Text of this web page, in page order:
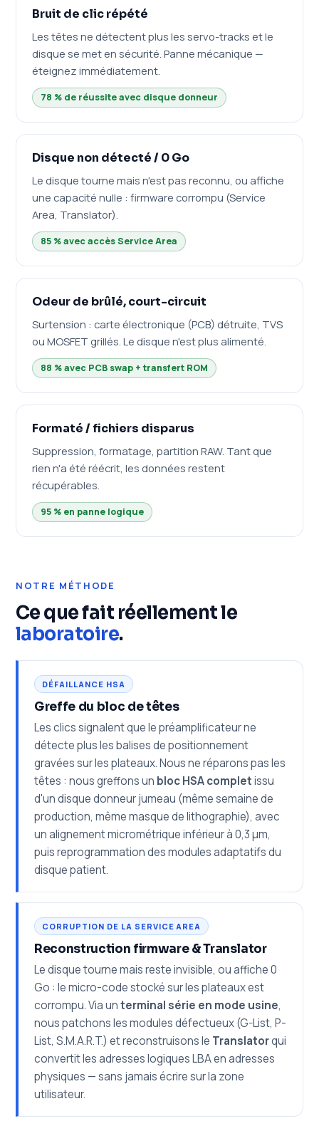
Bruit de clic répété
Les têtes ne détectent plus les servo-tracks et le
disque se met en sécurité. Panne mécanique —
éteignez immédiatement.
78 % de réussite avec disque donneur
Disque non détecté / 0 Go
Le disque tourne mais n'est pas reconnu, ou affiche
une capacité nulle : firmware corrompu (Service
Area, Translator).
85 % avec accès Service Area
Odeur de brûlé, court-circuit
Surtension : carte électronique (PCB) détruite, TVS
ou MOSFET grillés. Le disque n'est plus alimenté.
88 % avec PCB swap + transfert ROM
Formaté / fichiers disparus
Suppression, formatage, partition RAW. Tant que
rien n'a été réécrit, les données restent
récupérables.
95 % en panne logique
NOTRE MÉTHODE
Ce que fait réellement le
laboratoire.
DÉFAILLANCE HSA
Greffe du bloc de têtes
Les clics signalent que le préamplificateur ne
détecte plus les balises de positionnement
gravées sur les plateaux. Nous ne réparons pas les
têtes : nous greffons un bloc HSA completissu
d'un disque donneur jumeau (même semaine de
production, même masque de lithographie), avec
un alignement micrométrique inférieur à 0,3 µm,
puis reprogrammation des modules adaptatifs du
disque patient.
CORRUPTION DE LA SERVICE AREA
Reconstruction firmware & Translator
Le disque tourne mais reste invisible, ou affiche 0
Go : le micro-code stocké sur les plateaux est
corrompu. Via unterminal série en mode usine,
nous patchons les modules défectueux (G-List, P-
List, S.M.A.R.T.) et reconstruisons le Translatorqui
convertit les adresses logiques LBA en adresses
physiques — sans jamais écrire sur la zone
utilisateur.